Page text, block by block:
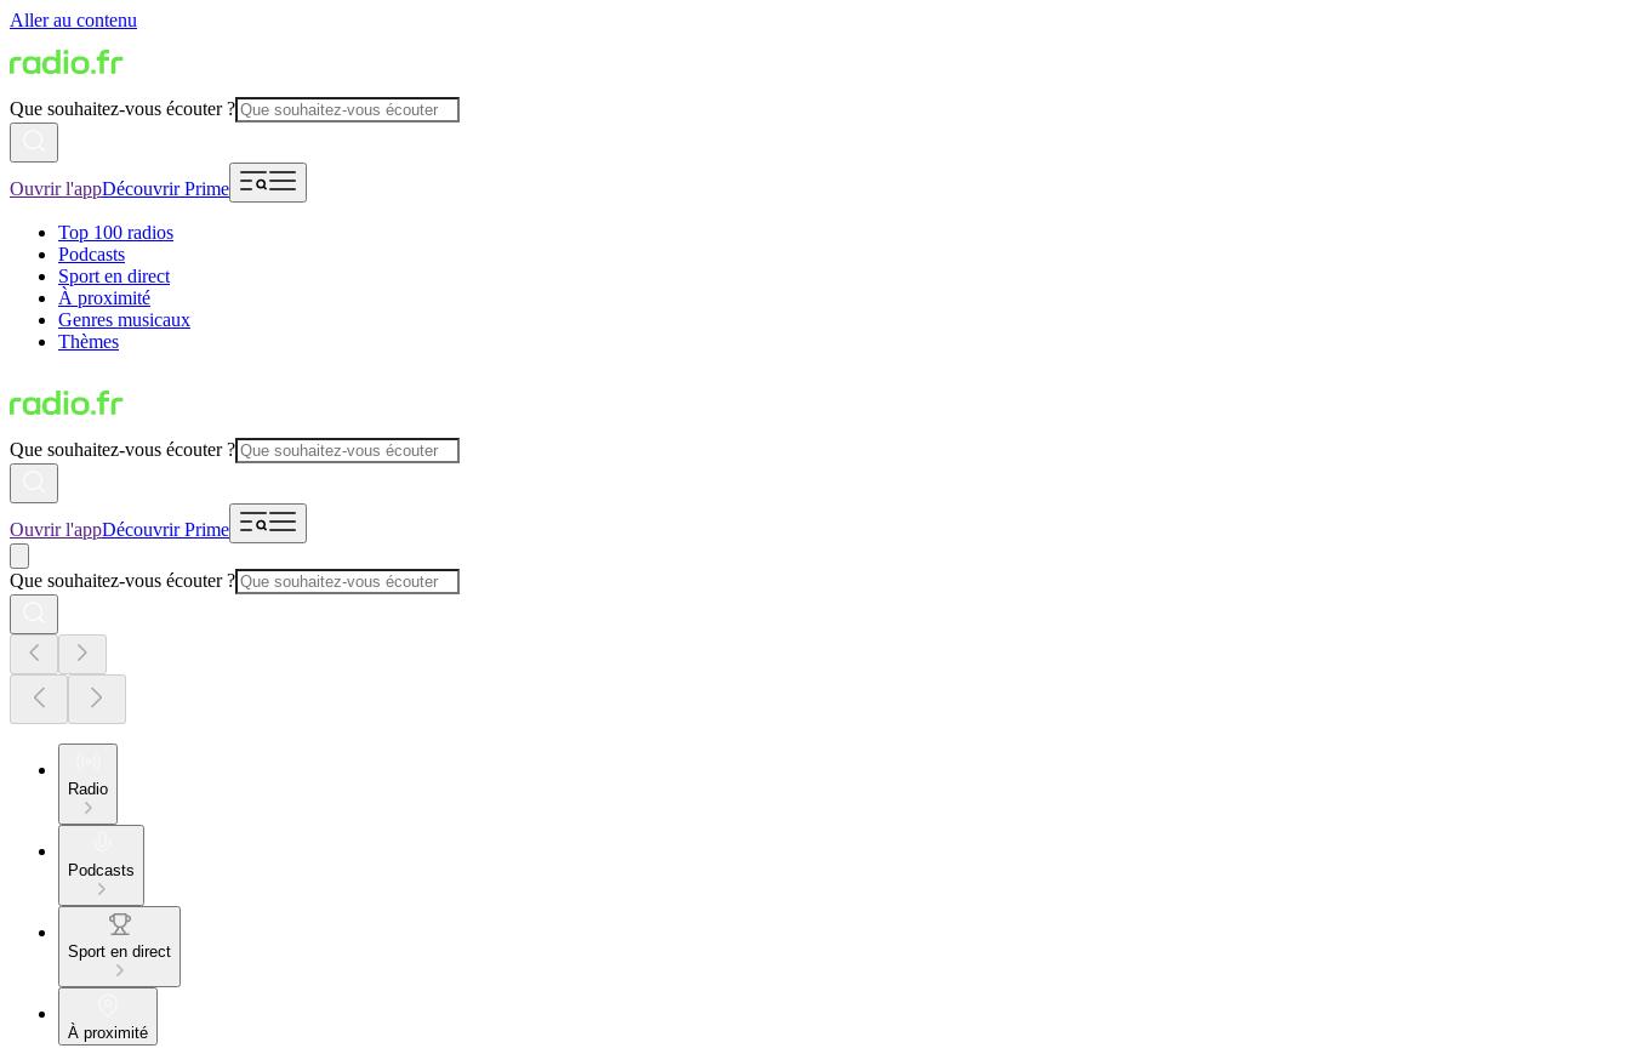
Aller au contenu
Que souhaitez-vous écouter ?
Ouvrir l'appDécouvrir Prime
Top 100 radios
Podcasts
Sport en direct
À proximité
Genres musicaux
Thèmes
Que souhaitez-vous écouter ?
Ouvrir l'appDécouvrir Prime
Que souhaitez-vous écouter ?
Radio
Podcasts
Sport en direct
À proximité